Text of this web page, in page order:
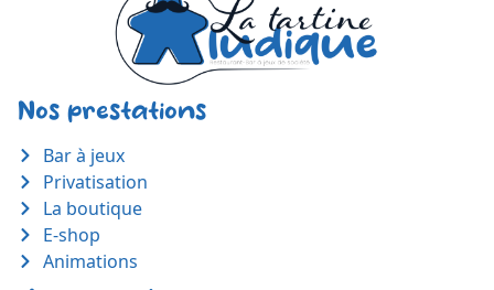
Nos prestations
Bar à jeux
Privatisation
La boutique
E-shop
Animations